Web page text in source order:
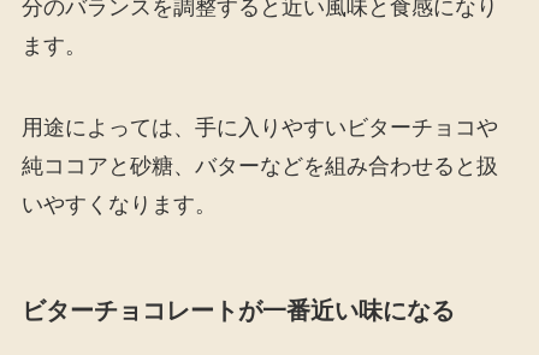
分のバランスを調整すると近い風味と食感になり
ます。
用途によっては、手に入りやすいビターチョコや
純ココアと砂糖、バターなどを組み合わせると扱
いやすくなります。
ビターチョコレートが一番近い味になる